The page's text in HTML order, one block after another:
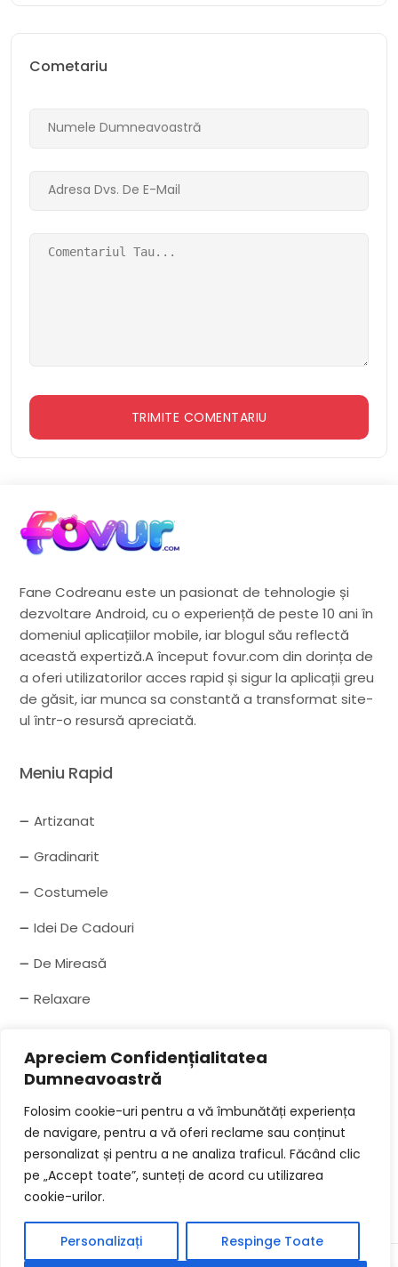
Apreciem Confidențialitatea
Dumneavoastră
Folosim cookie-uri pentru a vă îmbunătăți experiența
de navigare, pentru a vă oferi reclame sau conținut
personalizat și pentru a ne analiza traficul. Făcând clic
pe „Accept toate”, sunteți de acord cu utilizarea
cookie-urilor.
Personalizați Respinge Toate
Cometariu
Fane Codreanu este un pasionat de tehnologie și
dezvoltare Android, cu o experiență de peste 10 ani în
domeniul aplicațiilor mobile, iar blogul său reflectă
această expertiză.A început fovur.com din dorința de
a oferi utilizatorilor acces rapid și sigur la aplicații greu
de găsit, iar munca sa constantă a transformat site-
ul într-o resursă apreciată.
Meniu Rapid
Artizanat
Gradinarit
Costumele
Idei De Cadouri
De Mireasă
Relaxare
Drepturi De Autor
este definit în lege. Conform acestei legi, conducerea
Site-ului nu are obligația de a controla conținutul
ilegal.